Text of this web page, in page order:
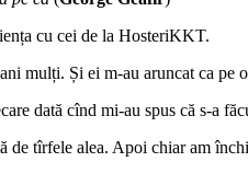
cu cei de la HosteriKKT.
mulți. Și ei m-au aruncat ca pe
dată cînd mi-au spus că s-a
de tîrfele alea. Apoi chiar am